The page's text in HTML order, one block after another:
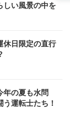
しい風景の中を
休日限定の直行
年の夏も水問
運転士たち！